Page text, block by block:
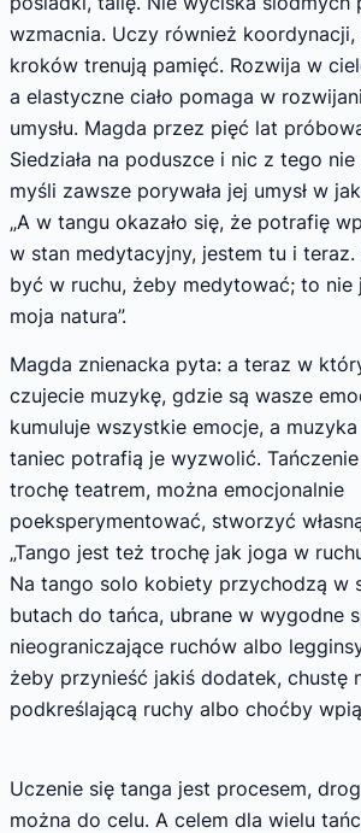
wzmacnia. Uczy również koordynacji,
kroków trenują pamięć. Rozwija w
a elastyczne ciało pomaga w
umysłu. Magda przez pięć lat
Siedziała na poduszce i nic z tego nie
myśli zawsze porywała jej umysł w
„A w tangu okazało się, że potrafię
w stan medytacyjny, jestem tu i
być w ruchu, żeby medytować; to nie
moja natura”.
Magda znienacka pyta: a teraz w
czujecie muzykę, gdzie są wasze
kumuluje wszystkie emocje, a
taniec potrafią je wyzwolić.
trochę teatrem, można emocjonalnie
poeksperymentować, stworzyć
„Tango jest też trochę jak joga w
Na tango solo kobiety przychodzą w
butach do tańca, ubrane w wygodne
nieograniczające ruchów albo
żeby przynieść jakiś dodatek, chustę
podkreślającą ruchy albo choćby
Uczenie się tanga jest procesem,
można do celu. A celem dla wielu